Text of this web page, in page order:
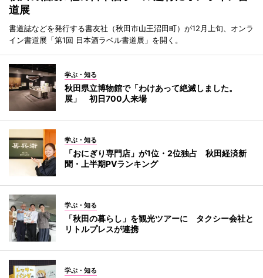
道展
書道誌などを発行する書友社（秋田市山王沼田町）が12月上旬、オンラ
イン書道展「第1回 日本酒ラベル書道展」を開く。
学ぶ・知る
秋田県立博物館で「わけあって絶滅しました。
展」 初日700人来場
学ぶ・知る
「おにぎり専門店」が1位・2位独占 秋田経済新
聞・上半期PVランキング
学ぶ・知る
「秋田の暮らし」を観光ツアーに タクシー会社と
リトルプレスが連携
学ぶ・知る